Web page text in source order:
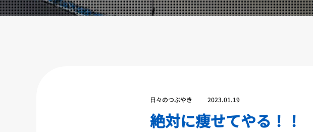
アクセス
日々のつぶやき 2023.01.19
絶対に痩せてやる！！